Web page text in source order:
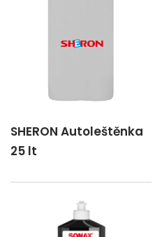
SHERON Autoleštěnka
25 lt